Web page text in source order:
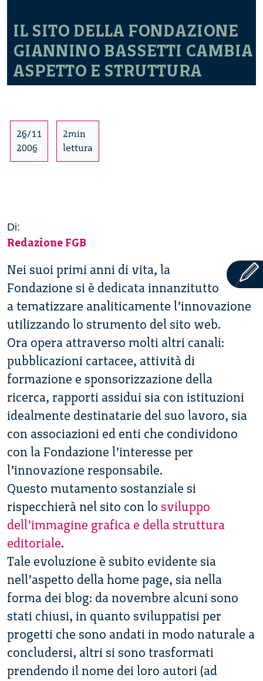
IL SITO DELLA FONDAZIONE
GIANNINO BASSETTI CAMBIA
ASPETTO E STRUTTURA
26/11
2006
2min
lettura
Di:
Redazione FGB
Nei suoi primi anni di vita, la
Fondazione si è dedicata innanzitutto
a tematizzare analiticamente l’innovazione
utilizzando lo strumento del sito web.
Ora opera attraverso molti altri canali:
pubblicazioni cartacee, attività di
formazione e sponsorizzazione della
ricerca, rapporti assidui sia con istituzioni
idealmente destinatarie del suo lavoro, sia
con associazioni ed enti che condividono
con la Fondazione l’interesse per
l’innovazione responsabile.
Questo mutamento sostanziale si
rispecchierà nel sito con lo sviluppo
dell’immagine grafica e della struttura
editoriale.
Tale evoluzione è subito evidente sia
nell’aspetto della home page, sia nella
forma dei blog: da novembre alcuni sono
stati chiusi, in quanto sviluppatisi per
progetti che sono andati in modo naturale a
concludersi, altri si sono trasformati
prendendo il nome dei loro autori (ad